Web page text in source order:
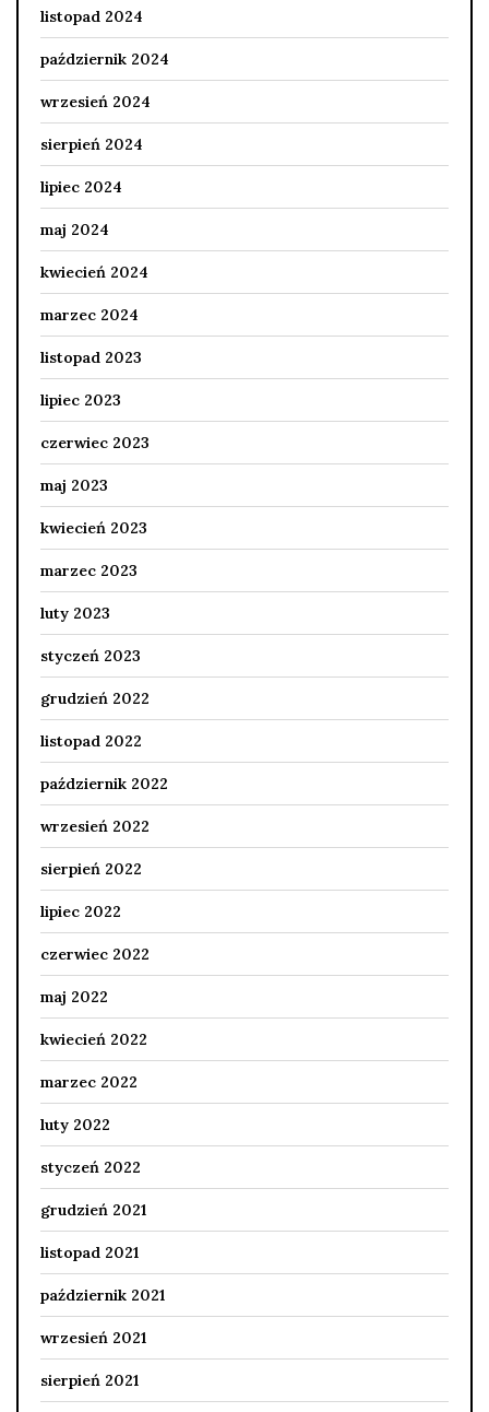
listopad 2024
październik 2024
wrzesień 2024
sierpień 2024
lipiec 2024
maj 2024
kwiecień 2024
marzec 2024
listopad 2023
lipiec 2023
czerwiec 2023
maj 2023
kwiecień 2023
marzec 2023
luty 2023
styczeń 2023
grudzień 2022
listopad 2022
październik 2022
wrzesień 2022
sierpień 2022
lipiec 2022
czerwiec 2022
maj 2022
kwiecień 2022
marzec 2022
luty 2022
styczeń 2022
grudzień 2021
listopad 2021
październik 2021
wrzesień 2021
sierpień 2021